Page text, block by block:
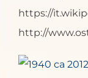
https://
http://